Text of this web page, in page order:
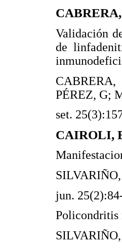
CABRERA,
Validación
de
PÉREZ, G;
set.
CAIROLI,
jun.
Policondritis